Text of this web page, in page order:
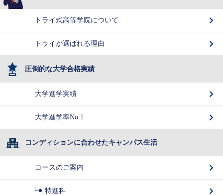
トライ式高等学院について
トライが選ばれる理由
圧倒的な大学合格実績
大学進学実績
大学進学率No.1
コンディションに合わせたキャンパス生活
コースのご案内
特進科